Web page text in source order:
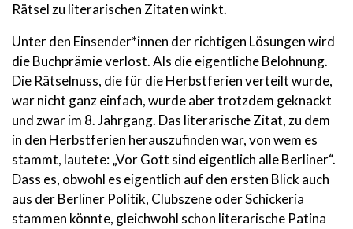
Rätsel zu literarischen Zitaten winkt.
Unter den Einsender*innen der richtigen Lösungen wird
die Buchprämie verlost. Als die eigentliche Belohnung.
Die Rätselnuss, die für die Herbstferien verteilt wurde,
war nicht ganz einfach, wurde aber trotzdem geknackt
und zwar im 8. Jahrgang. Das literarische Zitat, zu dem
in den Herbstferien herauszufinden war, von wem es
stammt, lautete: „Vor Gott sind eigentlich alle Berliner“.
Dass es, obwohl es eigentlich auf den ersten Blick auch
aus der Berliner Politik, Clubszene oder Schickeria
stammen könnte, gleichwohl schon literarische Patina